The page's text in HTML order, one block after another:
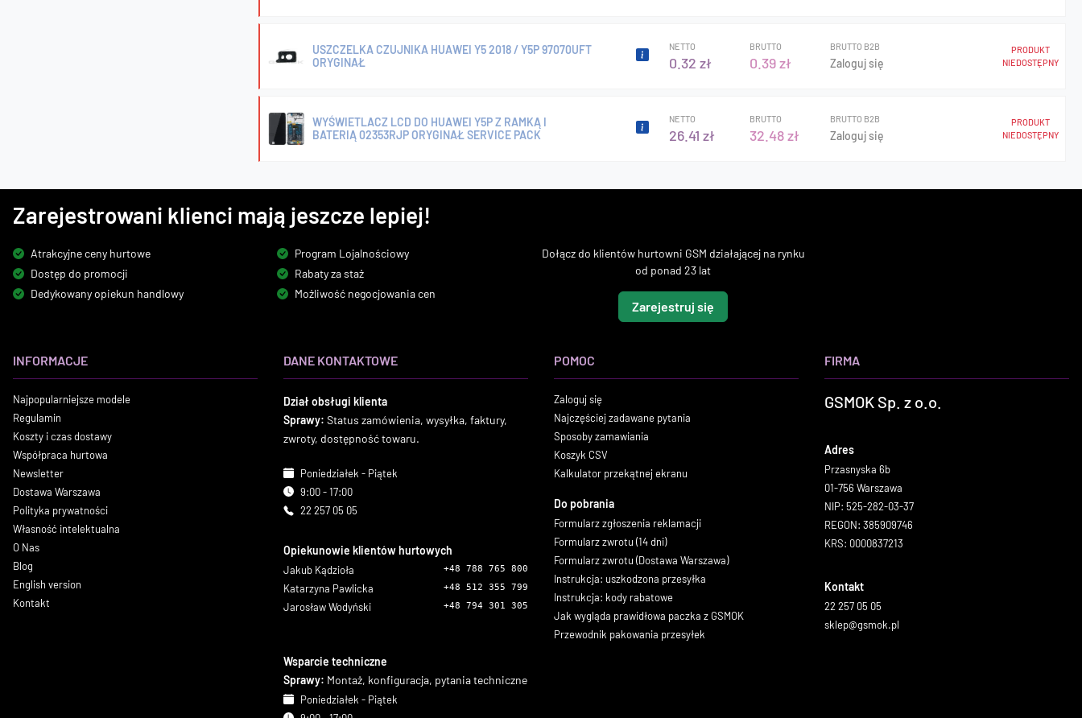
USZCZELKA CZUJNIKA HUAWEI Y5 2018 / Y5P 97070UFT
ORYGINAŁ
NETTO
0.32 zł
BRUTTO
0.39 zł
BRUTTO B2B
Zaloguj się
PRODUKT
NIEDOSTĘPNY
WYŚWIETLACZ LCD DO HUAWEI Y5P Z RAMKĄ I
BATERIĄ 02353RJP ORYGINAŁ SERVICE PACK
NETTO
26.41 zł
BRUTTO
32.48 zł
BRUTTO B2B
Zaloguj się
PRODUKT
NIEDOSTĘPNY
Zarejestrowani klienci mają jeszcze lepiej!
Atrakcyjne ceny hurtowe
Dostęp do promocji
Dedykowany opiekun handlowy
Program Lojalnościowy
Rabaty za staż
Możliwość negocjowania cen
Dołącz do klientów hurtowni GSM działającej na rynku
od ponad 23 lat
Zarejestruj się
INFORMACJE
Najpopularniejsze modele
Regulamin
Koszty i czas dostawy
Współpraca hurtowa
Newsletter
Dostawa Warszawa
Polityka prywatności
Własność intelektualna
O Nas
Blog
English version
Kontakt
DANE KONTAKTOWE
Dział obsługi klienta
Sprawy: Status zamówienia, wysyłka, faktury,
zwroty, dostępność towaru.
Poniedziałek - Piątek
9:00 - 17:00
22 257 05 05
Opiekunowie klientów hurtowych
Jakub Kądzioła +48 788 765 800
Katarzyna Pawlicka +48 512 355 799
Jarosław Wodyński +48 794 301 305
Wsparcie techniczne
Sprawy: Montaż, konfiguracja, pytania techniczne
Poniedziałek - Piątek
POMOC
Zaloguj się
Najczęściej zadawane pytania
Sposoby zamawiania
Koszyk CSV
Kalkulator przekątnej ekranu
Do pobrania
Formularz zgłoszenia reklamacji
Formularz zwrotu (14 dni)
Formularz zwrotu (Dostawa Warszawa)
Instrukcja: uszkodzona przesyłka
Instrukcja: kody rabatowe
Jak wygląda prawidłowa paczka z GSMOK
Przewodnik pakowania przesyłek
FIRMA
GSMOK Sp. z o.o.
Adres
Przasnyska 6b
01-756 Warszawa
NIP: 525-282-03-37
REGON: 385909746
KRS: 0000837213
Kontakt
22 257 05 05
sklep@gsmok.pl